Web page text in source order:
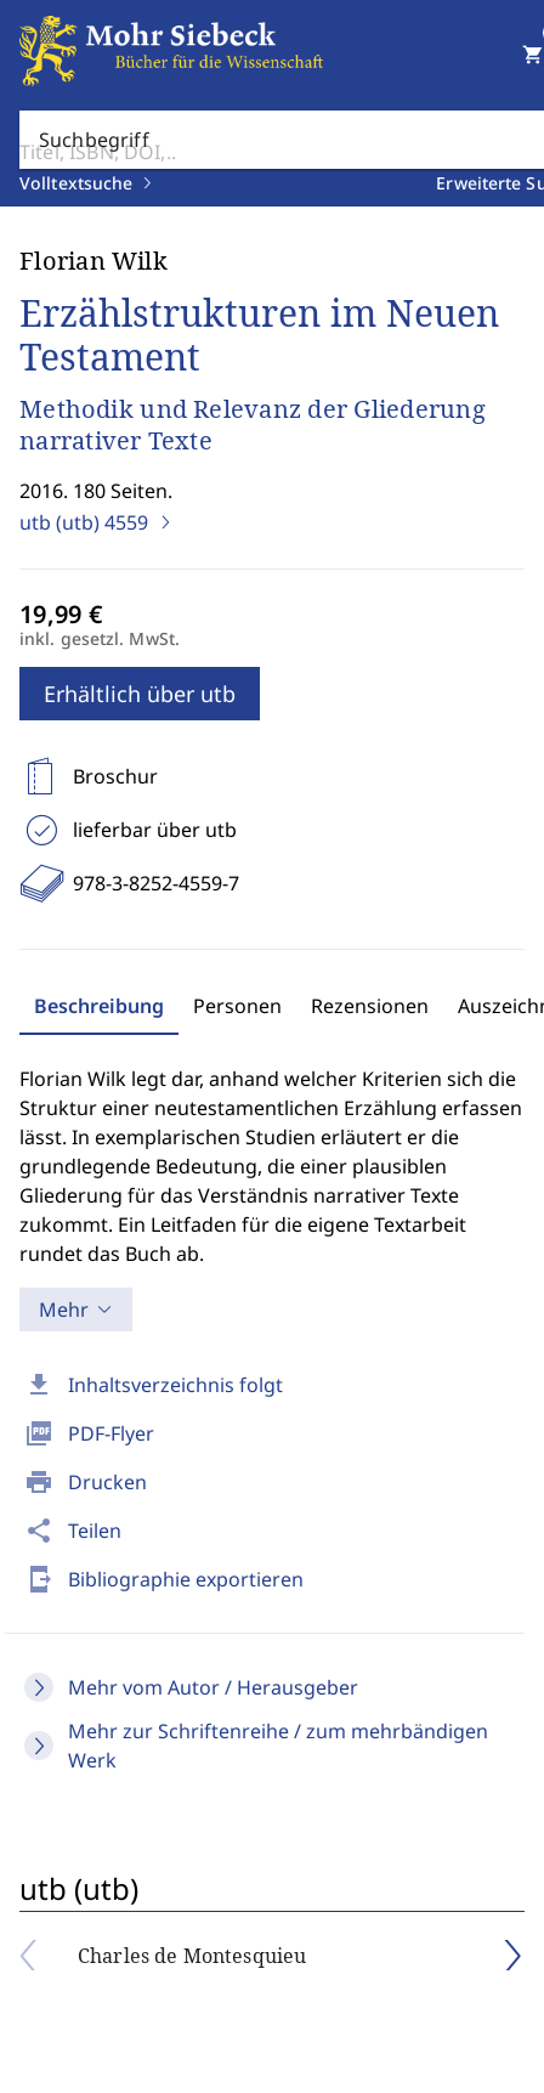
Suchbegriff
Volltextsuche Erweiterte
shopping_cart
download Inhaltsverzeichnis folgt
picture_as_pdf PDF-Flyer
print Drucken
share Teilen
send_to_mobile Bibliographie exportieren
Mehr vom Autor / Herausgeber
Mehr zur Schriftenreihe / zum mehrbändigen
Werk
Florian Wilk
Erzählstrukturen im Neuen
Testament
Methodik und Relevanz der Gliederung
narrativer Texte
2016. 180 Seiten.
utb (utb)4559
inkl. gesetzl. MwSt.
Erhältlich über utb
Broschur
lieferbar über utb
978-3-8252-4559-7
Beschreibung Personen Rezensionen
Florian Wilk legt dar, anhand welcher Kriterien sich die
Struktur einer neutestamentlichen Erzählung erfassen
lässt. In exemplarischen Studien erläutert er die
grundlegende Bedeutung, die einer plausiblen
Gliederung für das Verständnis narrativer Texte
zukommt. Ein Leitfaden für die eigene Textarbeit
rundet das Buch ab.
Mehr
utb (utb)
Charles de Montesquieu